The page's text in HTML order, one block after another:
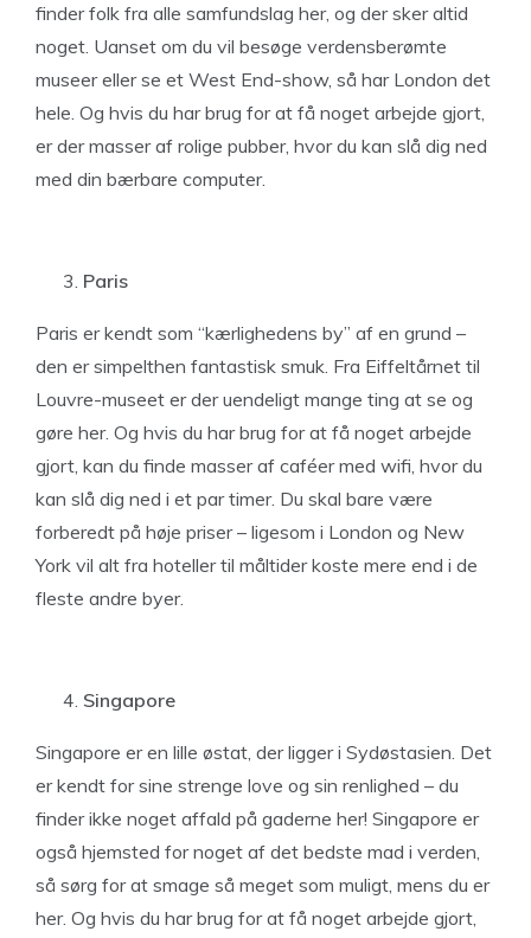
finder folk fra alle samfundslag her, og der sker altid
noget. Uanset om du vil besøge verdensberømte
museer eller se et West End-show, så har London det
hele. Og hvis du har brug for at få noget arbejde gjort,
er der masser af rolige pubber, hvor du kan slå dig ned
med din bærbare computer.
Paris
Paris er kendt som “kærlighedens by” af en grund –
den er simpelthen fantastisk smuk. Fra Eiffeltårnet til
Louvre-museet er der uendeligt mange ting at se og
gøre her. Og hvis du har brug for at få noget arbejde
gjort, kan du finde masser af caféer med wifi, hvor du
kan slå dig ned i et par timer. Du skal bare være
forberedt på høje priser – ligesom i London og New
York vil alt fra hoteller til måltider koste mere end i de
fleste andre byer.
Singapore
Singapore er en lille østat, der ligger i Sydøstasien. Det
er kendt for sine strenge love og sin renlighed – du
finder ikke noget affald på gaderne her! Singapore er
også hjemsted for noget af det bedste mad i verden,
så sørg for at smage så meget som muligt, mens du er
her. Og hvis du har brug for at få noget arbejde gjort,